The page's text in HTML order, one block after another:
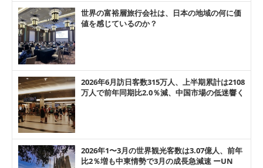
世界の富裕層旅行会社は、日本の地域の何に価
値を感じているのか？
2026年6月訪日客数315万人、上半期累計は2108
万人で前年同期比2.0％減、中国市場の低迷響く
2026年1〜3月の世界観光客数は3.07億人、前年
比2％増も中東情勢で3月の成長急減速 ーUN